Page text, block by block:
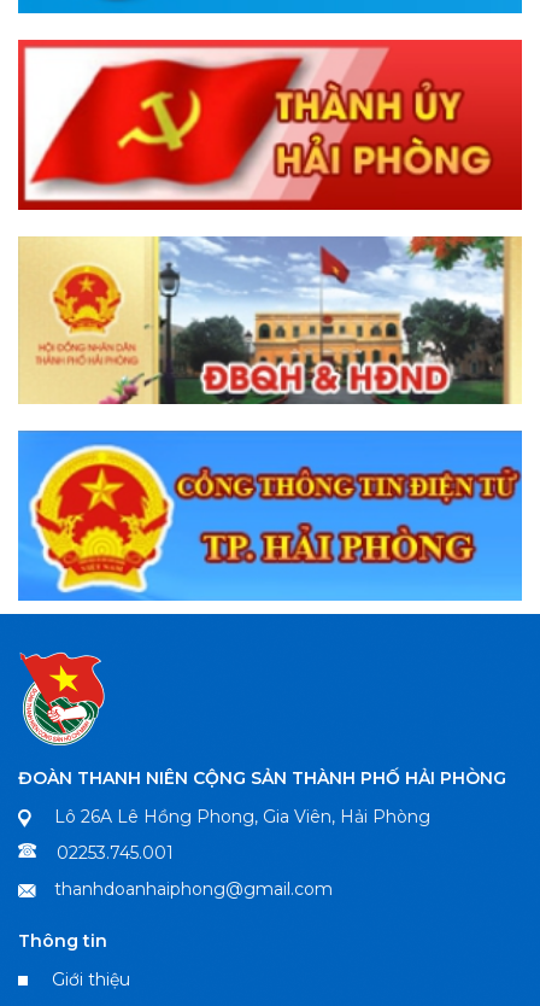
ĐOÀN THANH NIÊN CỘNG SẢN THÀNH PHỐ HẢI PHÒNG
Lô 26A Lê Hồng Phong, Gia Viên, Hải Phòng
02253.745.001
thanhdoanhaiphong@gmail.com
Thông tin
Giới thiệu